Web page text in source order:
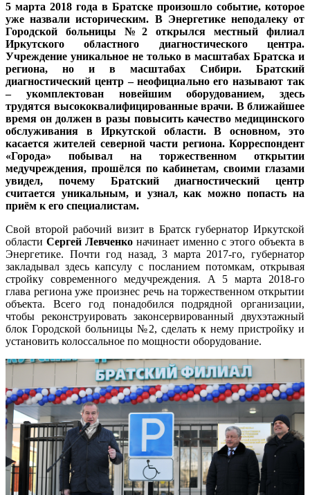
5 марта 2018 года в Братске произошло событие, которое
уже назвали историческим. В Энергетике неподалеку от
Городской больницы №2 открылся местный филиал
Иркутского областного диагностического центра.
Учреждение уникальное не только в масштабах Братска и
региона, но и в масштабах Сибири. Братский
диагностический центр – неофициально его называют так
– укомплектован новейшим оборудованием, здесь
трудятся высококвалифицированные врачи. В ближайшее
время он должен в разы повысить качество медицинского
обслуживания в Иркутской области. В основном, это
касается жителей северной части региона. Корреспондент
«Города» побывал на торжественном открытии
медучреждения, прошёлся по кабинетам, своими глазами
увидел, почему Братский диагностический центр
считается уникальным, и узнал, как можно попасть на
приём к его специалистам.
Свой второй рабочий визит в Братск губернатор Иркутской
области Сергей Левченконачинает именно с этого объекта в
Энергетике. Почти год назад, 3 марта 2017-го, губернатор
закладывал здесь капсулу с посланием потомкам, открывая
стройку современного медучреждения. А 5 марта 2018-го
глава региона уже произнес речь на торжественном открытии
объекта. Всего год понадобился подрядной организации,
чтобы реконструировать законсервированный двухэтажный
блок Городской больницы №2, сделать к нему пристройку и
установить колоссальное по мощности оборудование.